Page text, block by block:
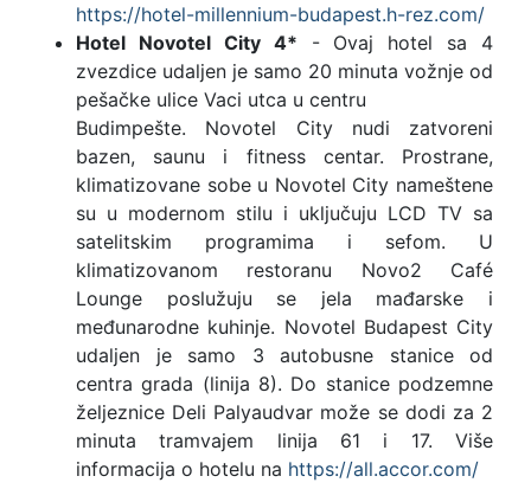
https://hotel-millennium-budapest.h-rez.com/
Hotel Novotel City 4* - Ovaj hotel sa 4
zvezdice udaljen je samo 20 minuta vožnje od
pešačke ulice Vaci utca u centru
Budimpešte. Novotel City nudi zatvoreni
bazen, saunu i fitness centar. Prostrane,
klimatizovane sobe u Novotel City nameštene
su u modernom stilu i uključuju LCD TV sa
satelitskim programima i sefom. U
klimatizovanom restoranu Novo2 Café
Lounge poslužuju se jela mađarske i
međunarodne kuhinje. Novotel Budapest City
udaljen je samo 3 autobusne stanice od
centra grada (linija 8). Do stanice podzemne
željeznice Deli Palyaudvar može se dodi za 2
minuta tramvajem linija 61 i 17. Više
informacija o hotelu na https://all.accor.com/